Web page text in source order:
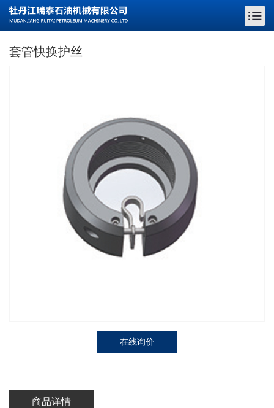
套管快换护丝
在线询价
商品详情